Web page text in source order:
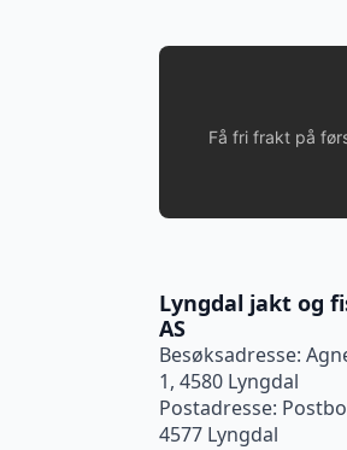
Få fri frakt på
Lyngdal jakt og
AS
Besøksadresse:
1, 4580 Lyngdal
Postadresse:
4577 Lyngdal